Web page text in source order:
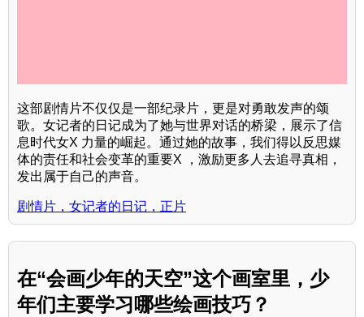
这部剧情片不仅仅是一部纪录片，更是对勇敢发声的颂
歌。女记者的日记成为了她与世界对话的桥梁，展示了信
息时代女X 力量的崛起。通过她的故事，我们得以反思媒
体的责任和社会变革的重要X ，激励更多人去追寻真相，
发出属于自己的声音。
剧情片，女记者的日记，正片
在“会画少年的天空”这个画室里，少
年们主要学习哪些绘画技巧？